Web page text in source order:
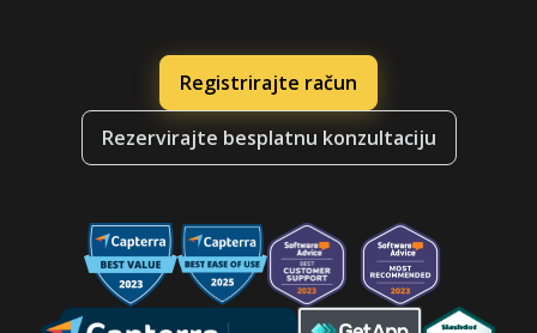
Registrirajte račun
Rezervirajte besplatnu konzultaciju